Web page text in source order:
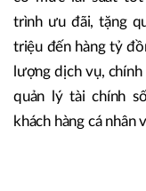
trình ưu đãi, tặng
triệu đến hàng tỷ
lượng dịch vụ,
quản lý tài chính
khách hàng cá nhân